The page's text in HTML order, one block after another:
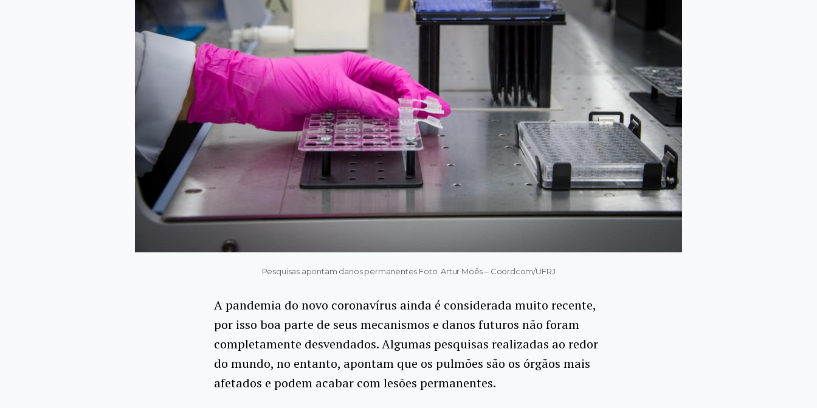
Pesquisas apontam danos permanentes Foto: Artur Moês – Coordcom/UFRJ
A pandemia do novo coronavírus ainda é considerada muito recente,
por isso boa parte de seus mecanismos e danos futuros não foram
completamente desvendados. Algumas pesquisas realizadas ao redor
do mundo, no entanto, apontam que os pulmões são os órgãos mais
afetados e podem acabar com lesões permanentes.